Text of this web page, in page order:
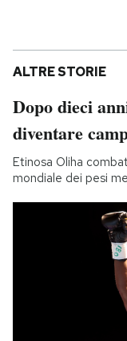
ALTRE STORIE
Dopo dieci
diventare
Etinosa Oliha
mondiale dei pesi